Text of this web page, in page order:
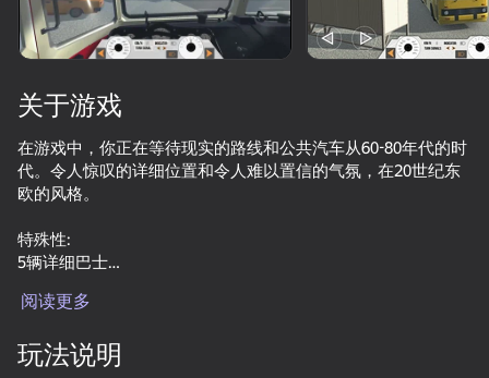
Criminal Russia 3D
关于游戏
在游戏中，你正在等待现实的路线和公共汽车从60-80年代的时
代。令人惊叹的详细位置和令人难以置信的气氛，在20世纪东
欧的风格。
特殊性:
5辆详细巴士
逼真的驾驶系统
市区汽车及行人交通
阅读更多
玩法说明